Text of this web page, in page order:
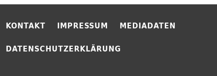
KONTAKT IMPRESSUM
MEDIADATEN
DATENSCHUTZERKLÄRUNG